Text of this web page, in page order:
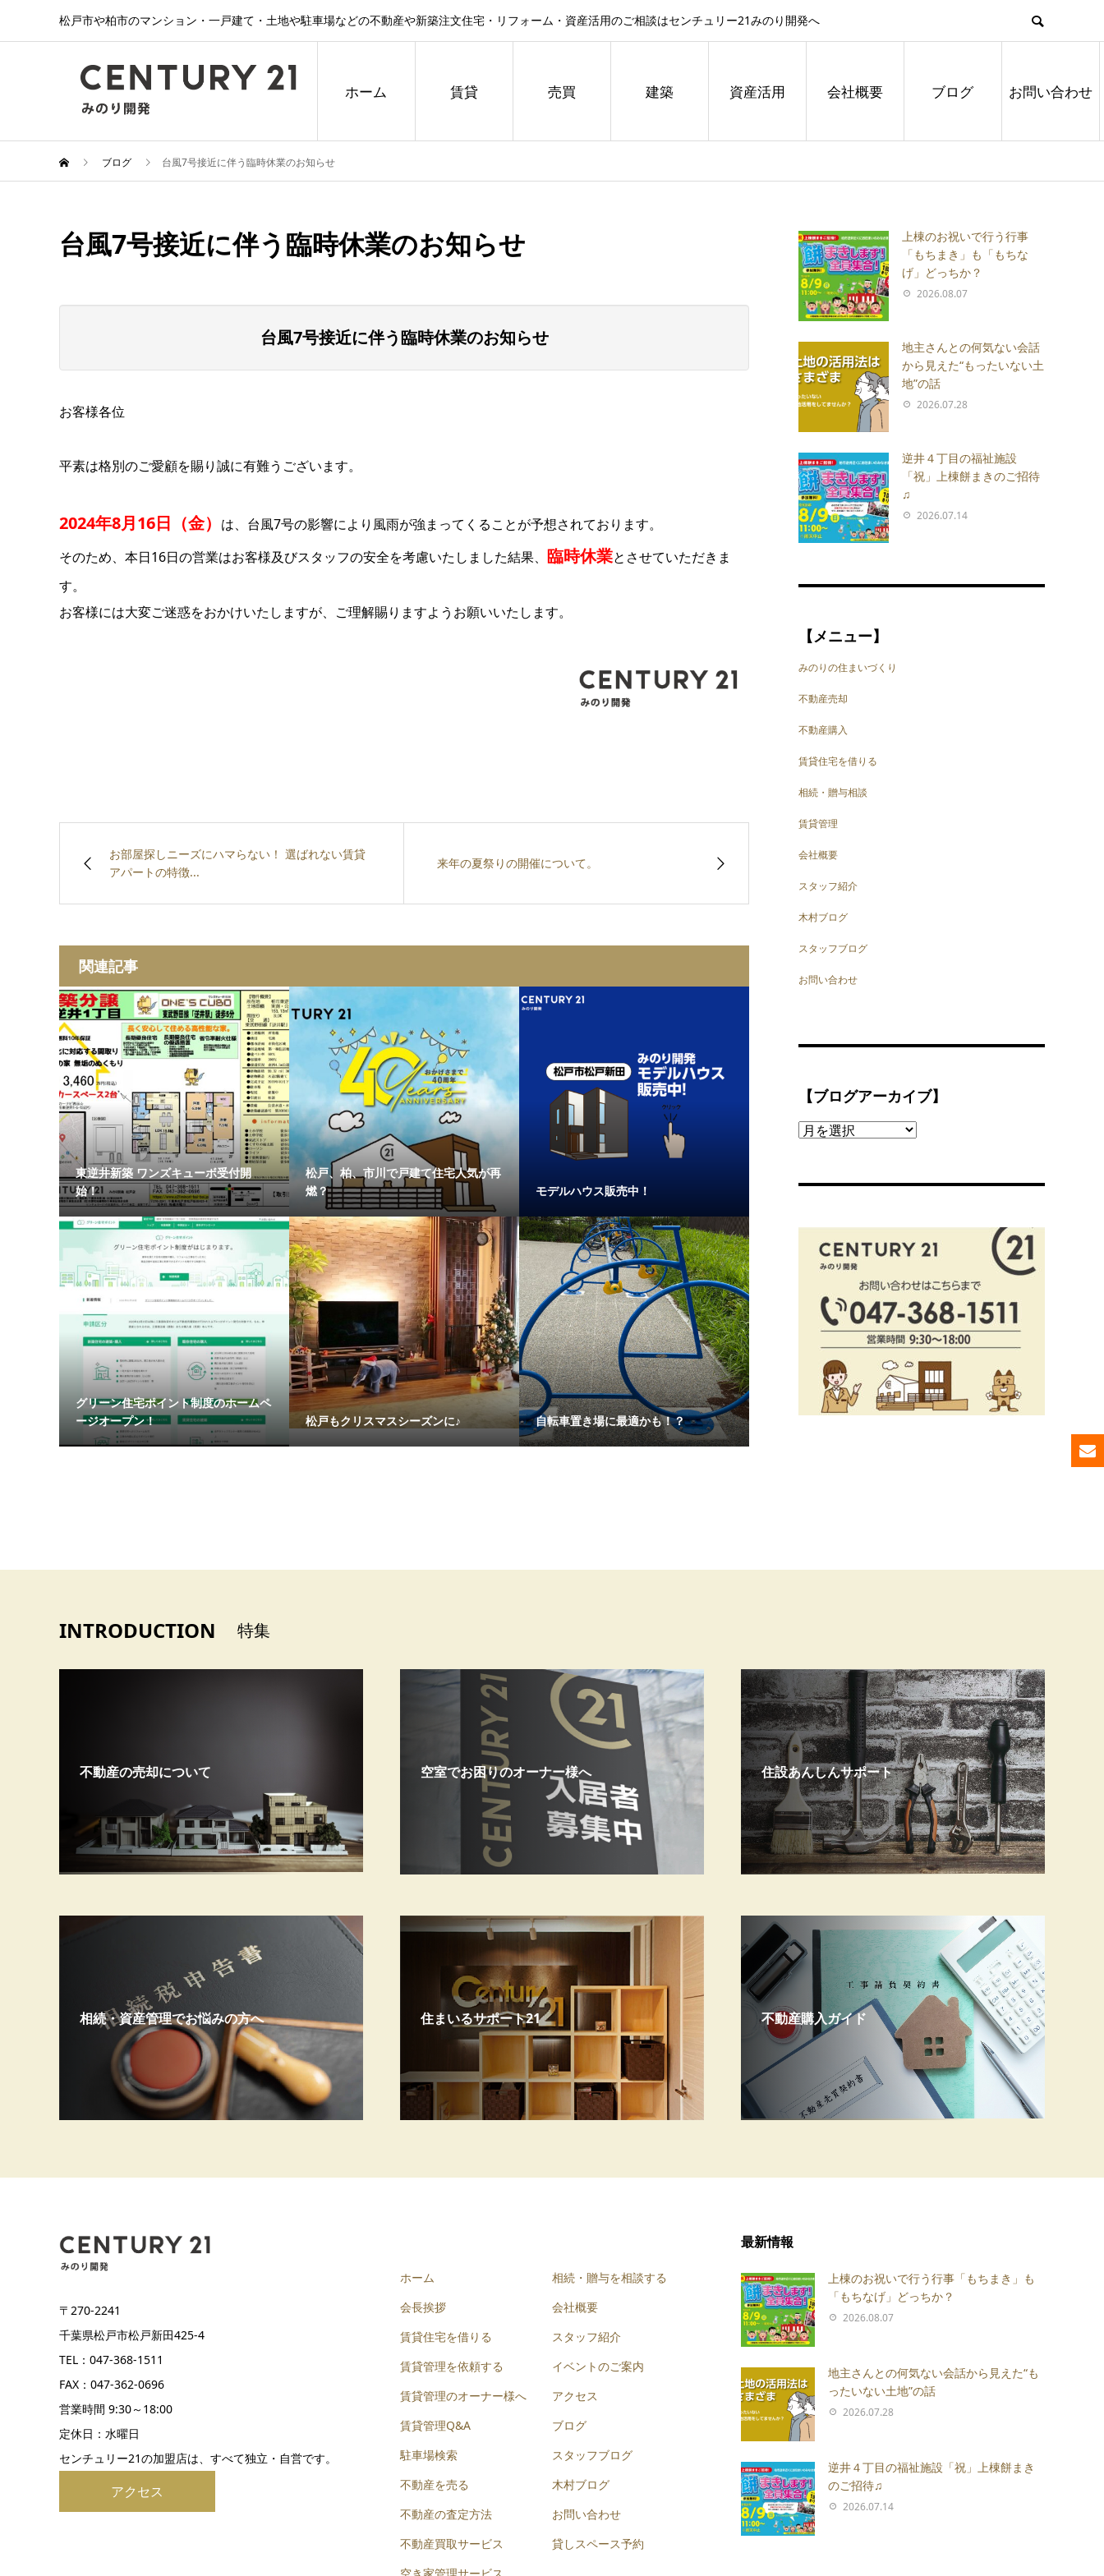
松戸市や柏市のマンション・一戸建て・土地や駐車場などの不動産や新築注文住宅・リフォーム・資産活用のご相談はセンチュリー21みのり開発へ
ホーム 賃貸 売買 建築 資産活用 会社概要 ブログ お問い合わせ
ブログ 台風7号接近に伴う臨時休業のお知らせ
台風7号接近に伴う臨時休業のお知らせ
台風7号接近に伴う臨時休業のお知らせ
お客様各位
平素は格別のご愛顧を賜り誠に有難うございます。
2024年8月16日（金） は、台風7号の影響により風雨が強まってくることが予想されております。
そのため、本日16日の営業はお客様及びスタッフの安全を考慮いたしました結果、 臨時休業とさせていただきま
す。
お客様には大変ご迷惑をおかけいたしますが、ご理解賜りますようお願いいたします。
お部屋探しニーズにハマらない！ 選ばれない賃貸
アパートの特徴...
来年の夏祭りの開催について。
関連記事
東逆井新築 ワンズキューボ受付開
始！
松戸、柏、市川で戸建て住宅人気が再
燃？
モデルハウス販売中！
グリーン住宅ポイント制度のホームペ
ージオープン！
松戸もクリスマスシーズンに♪ 自転車置き場に最適かも！？
上棟のお祝いで行う行事
「もちまき」も「もちな
げ」どっちか？
2026.08.07
地主さんとの何気ない会話
から見えた“もったいない土
地”の話
2026.07.28
逆井４丁目の福祉施設
「祝」上棟餅まきのご招待
♫
2026.07.14
【メニュー】
みのりの住まいづくり
不動産売却
不動産購入
賃貸住宅を借りる
相続・贈与相談
賃貸管理
会社概要
スタッフ紹介
木村ブログ
スタッフブログ
お問い合わせ
【ブログアーカイブ】
【ブ
INTRODUCTION 特集
不動産の売却について 空室でお困りのオーナー様へ 住設あんしんサポート
相続・資産管理でお悩みの方へ 住まいるサポート21 不動産購入ガイド
〒270-2241
千葉県松戸市松戸新田425-4
TEL：047-368-1511
FAX：047-362-0696
営業時間 9:30～18:00
定休日：水曜日
センチュリー21の加盟店は、すべて独立・自営です。
アクセス
ホーム
会長挨拶
賃貸住宅を借りる
賃貸管理を依頼する
賃貸管理のオーナー様へ
賃貸管理Q&A
駐車場検索
不動産を売る
不動産の査定方法
不動産買取サービス
相続・贈与を相談する
会社概要
スタッフ紹介
イベントのご案内
アクセス
ブログ
スタッフブログ
木村ブログ
お問い合わせ
貸しスペース予約
最新情報
上棟のお祝いで行う行事「もちまき」も
「もちなげ」どっちか？
2026.08.07
地主さんとの何気ない会話から見えた“も
ったいない土地”の話
2026.07.28
逆井４丁目の福祉施設「祝」上棟餅まき
のご招待♫
2026.07.14